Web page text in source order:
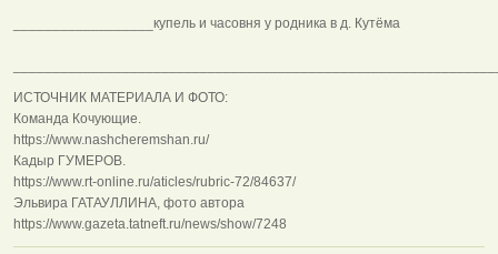
__________________купель и часовня у родника в д. Кутёма
ИСТОЧНИК МАТЕРИАЛА И ФОТО:
Команда Кочующие.
https://www.nashcheremshan.ru/
Кадыр ГУМЕРОВ.
https://www.rt-online.ru/aticles/rubric-72/84637/
Эльвира ГАТАУЛЛИНА, фото автора
https://www.gazeta.tatneft.ru/news/show/7248